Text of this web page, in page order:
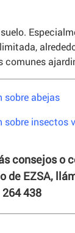
comunes
sobre abejas
insectos
consejos o
de EZSA,
264 438